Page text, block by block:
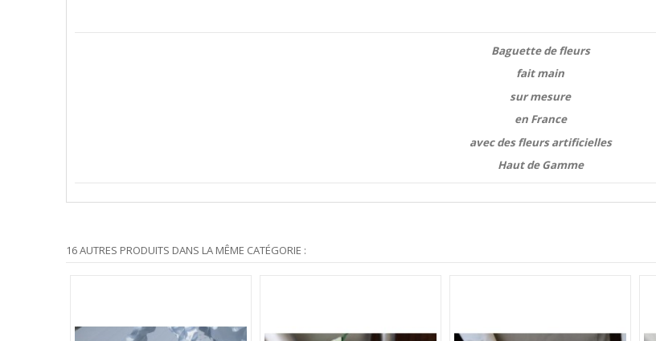
Baguette de fleurs
fait main
sur mesure
en France
avec des fleurs artificielles
Haut de Gamme
16 AUTRES PRODUITS DANS LA MÊME CATÉGORIE :